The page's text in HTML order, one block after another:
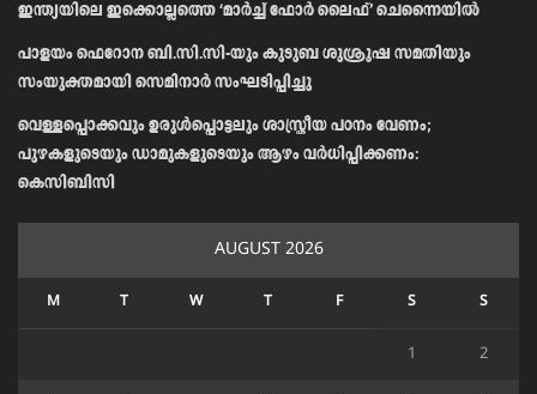
ഇന്ത്യയിലെ ഇക്കൊല്ലത്തെ ‘മാർച്ച് ഫോർ ലൈഫ്’ ചെന്നൈയിൽ
പാളയം ഫെറോന ബി.സി.സി-യും കുടുബ ശുശ്രൂഷ സമതിയും
സംയുക്തമായി സെമിനാർ സംഘടിപ്പിച്ചു
വെള്ളപ്പൊക്കവും ഉരുള്‍പ്പൊട്ടലും ശാസ്ത്രീയ പഠനം വേണം;
പുഴകളുടെയും ഡാമുകളുടെയും ആഴം വര്‍ധിപ്പിക്കണം:
കെസിബിസി
AUGUST 2026
M T W T F S S
1 2